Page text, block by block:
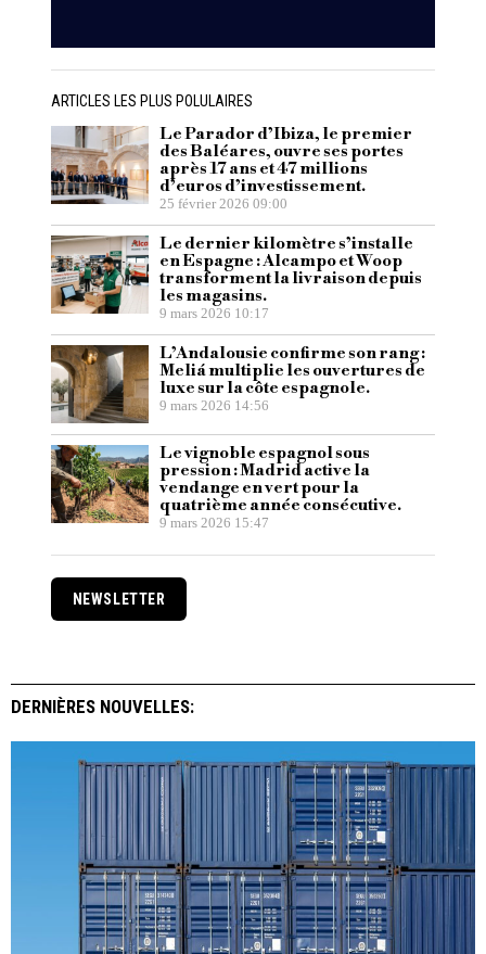
ARTICLES LES PLUS POLULAIRES
Le Parador d’Ibiza, le premier
des Baléares, ouvre ses portes
après 17 ans et 47 millions
d’euros d’investissement.
25 février 2026 09:00
Le dernier kilomètre s’installe
en Espagne : Alcampo et Woop
transforment la livraison depuis
les magasins.
9 mars 2026 10:17
L’Andalousie confirme son rang :
Meliá multiplie les ouvertures de
luxe sur la côte espagnole.
9 mars 2026 14:56
Le vignoble espagnol sous
pression : Madrid active la
vendange en vert pour la
quatrième année consécutive.
9 mars 2026 15:47
NEWSLETTER
DERNIÈRES NOUVELLES: